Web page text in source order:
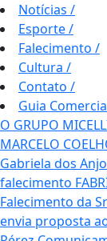
Notícias /
Esporte/
Falecimento /
Cultura /
Contato /
Guia
O GRUPO
MARCELO
Gabriela dos
falecimento
Falecimento da
envia proposta